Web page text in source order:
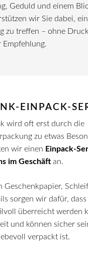
Geduld und einem
wir Sie dabei,
zu treffen – ohne
EINPACK-
wird oft erst durch die
zu etwas
wir einen Einpack-
im Geschäft an.
Geschenkpapier,
sorgen wir dafür,
überreicht werden
und können sicher
verpackt ist.